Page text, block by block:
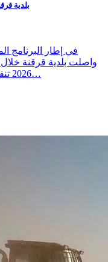
بلدية
في إطار البرنامج
2026 تنفيذ سلسلة من التدخلات الميدانية بمختلف…